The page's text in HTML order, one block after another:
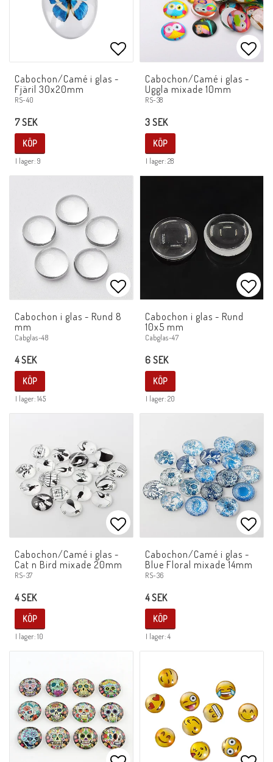
Lägg till i favoritlistan
Cabochon/Camé i glas -
Fjäril 30x20mm
RS-40
7 SEK
I lager: 9
KÖP
Cabochon/Camé i glas -
Uggla mixade 10mm
RS-38
3 SEK
I lager: 28
KÖP
Lägg till i favoritlistan
Cabochon i glas - Rund 8
mm
Cabglas-48
4 SEK
I lager: 145
KÖP
Cabochon i glas - Rund
10x5 mm
Cabglas-47
6 SEK
I lager: 20
KÖP
Lägg till i favoritlistan
Cabochon/Camé i glas -
Cat n Bird mixade 20mm
RS-37
4 SEK
I lager: 10
KÖP
Cabochon/Camé i glas -
Blue Floral mixade 14mm
RS-36
4 SEK
I lager: 4
KÖP